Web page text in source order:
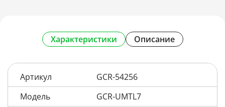
Характеристики Описание
Артикул
GCR-54256
Модель
GCR-UMTL7